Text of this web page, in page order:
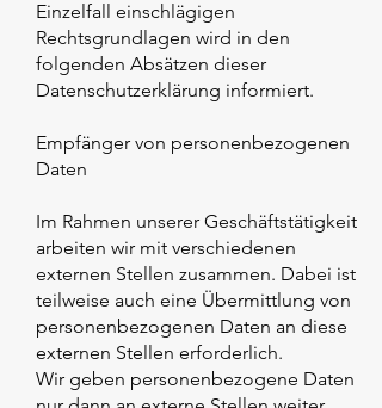
Einzelfall einschlägigen
Rechtsgrundlagen wird in den
folgenden Absätzen dieser
Datenschutzerklärung informiert.
Empfänger von personenbezogenen
Daten
Im Rahmen unserer Geschäftstätigkeit
arbeiten wir mit verschiedenen
externen Stellen zusammen. Dabei ist
teilweise auch eine Übermittlung von
personenbezogenen Daten an diese
externen Stellen erforderlich.
Wir geben personenbezogene Daten